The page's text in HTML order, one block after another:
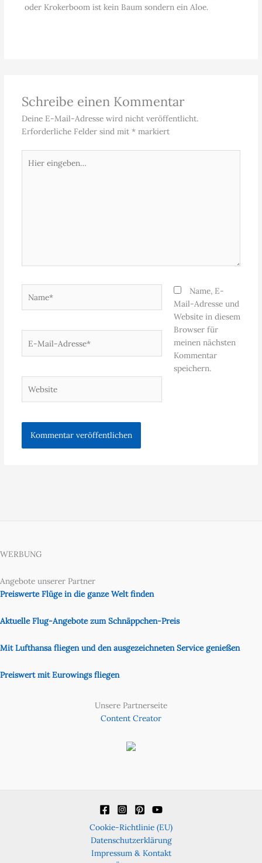
oder Krokerboom ist kein Baum sondern ein Aloe.
Schreibe einen Kommentar
Deine E-Mail-Adresse wird nicht veröffentlicht.
Erforderliche Felder sind mit *markiert
eingeben…
Mail-
Name, E-
Mail-Adresse und
Website in diesem
Browser für
meinen nächsten
Kommentar
speichern.
WERBUNG
Angebote unserer Partner
Preiswerte Flüge in die ganze Welt finden
Aktuelle Flug-Angebote zum Schnäppchen-Preis
Mit Lufthansa fliegen und den ausgezeichneten Service genießen
Preiswert mit Eurowings fliegen
Unsere Partnerseite
Content Creator
Cookie-Richtlinie (EU)
Datenschutzerklärung
Impressum & Kontakt